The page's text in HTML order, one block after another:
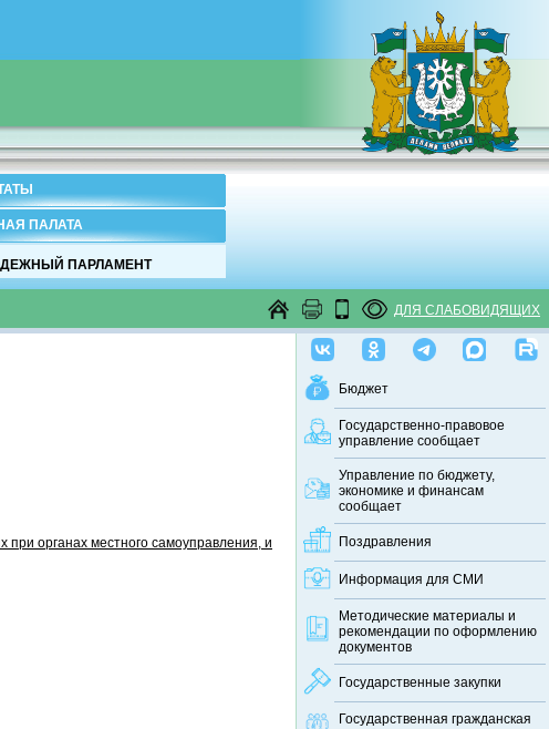
ПАЛАТА
ПАРЛАМЕНТ
ДЛЯ СЛАБОВИДЯЩИХ
Бюджет
Государственно-правовое
управление сообщает
Управление по бюджету,
экономике и финансам
сообщает
Поздравления
Информация для СМИ
Методические материалы и
рекомендации по оформлению
документов
Государственные закупки
Государственная гражданская
органах местного самоуправления, и